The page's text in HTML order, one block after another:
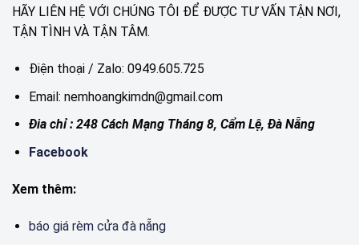
HÃY LIÊN HỆ VỚI CHÚNG TÔI ĐỂ ĐƯỢC TƯ VẤN TẬN NƠI,
TẬN TÌNH VÀ TẬN TÂM.
Điện thoại / Zalo: 0949.605.725
Email: nemhoangkimdn@gmail.com
Đia chỉ : 248 Cách Mạng Tháng 8, Cẩm Lệ, Đà Nẵng
Facebook
Xem thêm:
báo giá rèm cửa đà nẵng